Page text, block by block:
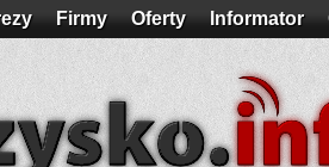
Firmy Oferty Informator